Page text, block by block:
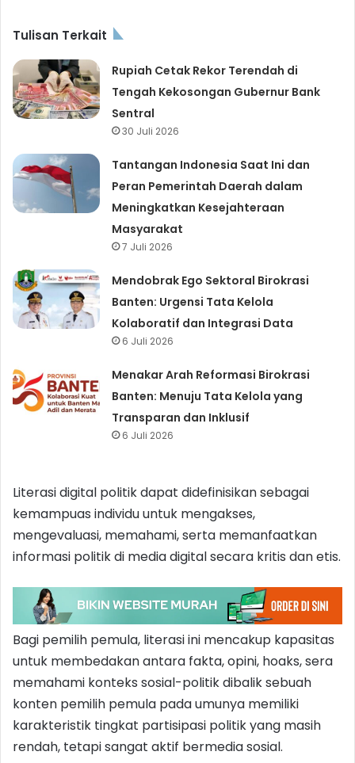
Tulisan Terkait
Rupiah Cetak Rekor Terendah di
Tengah Kekosongan Gubernur Bank
Sentral
30 Juli 2026
Tantangan Indonesia Saat Ini dan
Peran Pemerintah Daerah dalam
Meningkatkan Kesejahteraan
Masyarakat
7 Juli 2026
Mendobrak Ego Sektoral Birokrasi
Banten: Urgensi Tata Kelola
Kolaboratif dan Integrasi Data
6 Juli 2026
Menakar Arah Reformasi Birokrasi
Banten: Menuju Tata Kelola yang
Transparan dan Inklusif
6 Juli 2026
Literasi digital politik dapat didefinisikan sebagai
kemampuas individu untuk mengakses,
mengevaluasi, memahami, serta memanfaatkan
informasi politik di media digital secara kritis dan etis.
Bagi pemilih pemula, literasi ini mencakup kapasitas
untuk membedakan antara fakta, opini, hoaks, sera
memahami konteks sosial-politik dibalik sebuah
konten pemilih pemula pada umunya memiliki
karakteristik tingkat partisipasi politik yang masih
rendah, tetapi sangat aktif bermedia sosial.